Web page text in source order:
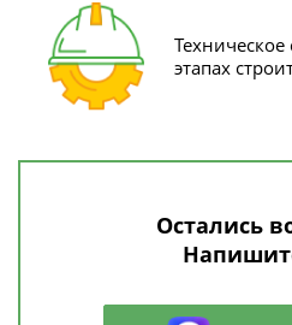
этапах
Остались